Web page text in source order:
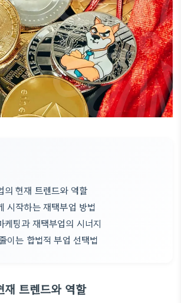
의 현재 트렌드와 역할
시작하는 재택부업 방법
케팅과 재택부업의 시너지
이는 합법적 부업 선택법
재 트렌드와 역할